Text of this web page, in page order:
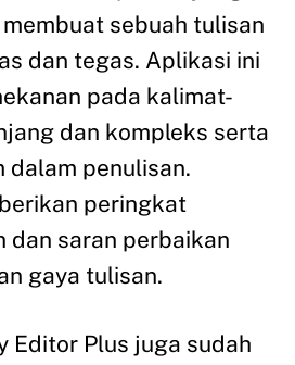
sebuah tulisan
dan tegas. Aplikasi ini
pada kalimat-
dan kompleks serta
dalam penulisan.
peringkat
dan saran perbaikan
gaya tulisan.
Editor Plus juga sudah